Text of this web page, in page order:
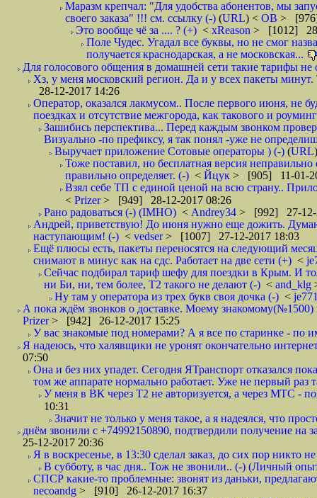
Маразм крепчал: "Для удобства абонентов, мы
своего заказа" !!! см. ссылку (-) (URL) < ОВ >
Это вообще чё за .... ? (+) < xReason > [1012]
Поле Чудес. Угадал все буквы, но не смог
получается краснодарская, а не московская...
Для голосового общения в домашней сети такие тарифы не
Хз, у меня московский регион. Да и у всех пакеты
28-12-2017 14:26
Оператор, оказался лакмусом.. После первого июня, не
поездках и отсутствие межгорода, как такового и
Зашибись перспектива... Перед каждым звонком
Визуально -по префиксу, я так понял -уже не
Выручает приложение Сотовые операторы ) (-) (URL
Тоже поставил, но бесплатная версия
правильно определяет. (-) < Йцук > [905] 11-01-
Взял себе ТП с единой ценой на всю страну..
< Prizer> [949] 28-12-2017 08:26
Рано радоваться (-) (IMHO) < Andrey34 > [992] 27-12-
Андрей, приветствую! До июня нужно еще дожить.
наступающим! (-) < vedser> [1007] 27-12-2017 18:03
Ещё плюсы есть, пакеты переносятся на следующий
снимают в минус как на сдс. Работает на две сети (+) <
Сейчас подбирал тариф шефу для поездки в Крым. И
ни Би, ни, тем более, Т2 такого не делают (-) < and_klg
Ну там у оператора из трех букв своя дочка (-) <
А пока ждём звонков о доставке. Моему знакомому(№1500)
Prizer> [942] 26-12-2017 15:25
У вас знакомые под номерами? А я все по старинке - по
Я надеюсь, что халявщики не уронят окончательно
07:50
Она и без них упадет. Сегодня ЯТранспорт отказался
том же аппарате нормально работает. Уже не первый раз
У меня в ВК через Т2 не авторизуется, а через МТС -
10:31
Значит не только у меня такое, а я надеялся, что
днём звонили с +74992150890, подтвердили получение на
25-12-2017 20:36
Я в воскресенье, в 13:30 сделал заказ, до сих пор никто
В субботу, в час дня.. Тож не звонили.. (-) (Личный
СПСР какие-то проблемные: звонят из даньки,
necoandg > [910] 26-12-2017 16:37